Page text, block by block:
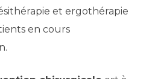
et ergothérapie
en cours